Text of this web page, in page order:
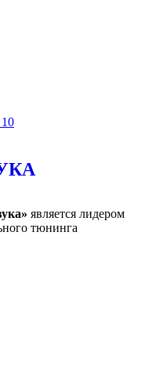
является лидером
тюнинга